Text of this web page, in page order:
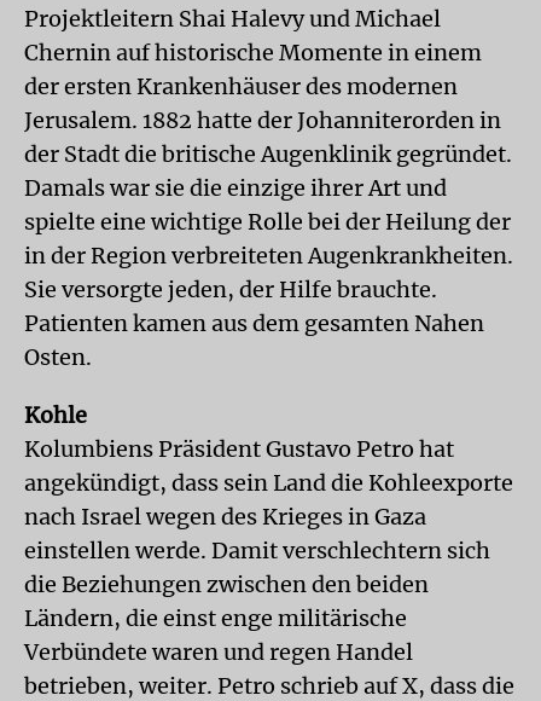
Projektleitern Shai Halevy und Michael
Chernin auf historische Momente in einem
der ersten Krankenhäuser des modernen
Jerusalem. 1882 hatte der Johanniterorden in
der Stadt die britische Augenklinik gegründet.
Damals war sie die einzige ihrer Art und
spielte eine wichtige Rolle bei der Heilung der
in der Region verbreiteten Augenkrankheiten.
Sie versorgte jeden, der Hilfe brauchte.
Patienten kamen aus dem gesamten Nahen
Osten.
Kohle
Kolumbiens Präsident Gustavo Petro hat
angekündigt, dass sein Land die Kohleexporte
nach Israel wegen des Krieges in Gaza
einstellen werde. Damit verschlechtern sich
die Beziehungen zwischen den beiden
Ländern, die einst enge militärische
Verbündete waren und regen Handel
betrieben, weiter. Petro schrieb auf X, dass die